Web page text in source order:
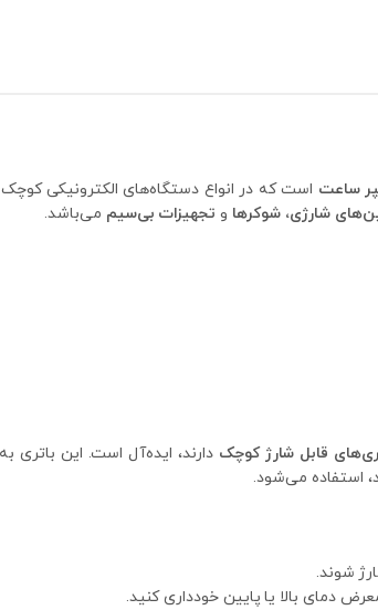
است که در انواع دستگاه‌های الکترونیکی کوچک
شارژی، شوکرها و تجهیزات بی‌سیم می‌باشد.
قابل شارژ کوچک دارند، ایده‌آل است. این باتری
استفاده می‌شود.
دمای بالا یا پایین خودداری کنید.